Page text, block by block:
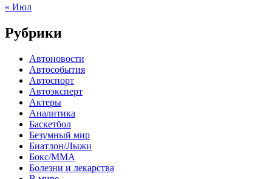
« Июл
Рубрики
Автоновости
Автособытия
Автоспорт
Автоэксперт
Актеры
Аналитика
Баскетбол
Безумный мир
Биатлон/Лыжи
Бокс/MMA
Болезни и лекарства